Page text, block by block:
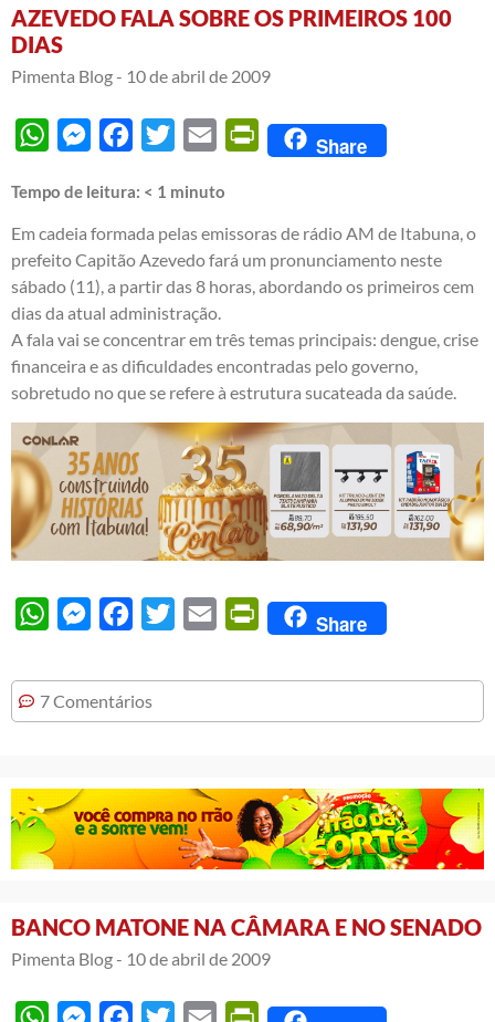
AZEVEDO FALA SOBRE OS PRIMEIROS 100
DIAS
Pimenta Blog - 10 de abril de 2009
WhatsAppMessengerFacebook
Twitter Email PrintFriendly
Share
Tempo de leitura: < 1 minuto
Em cadeia formada pelas emissoras de rádio AM de Itabuna, o
prefeito Capitão Azevedo fará um pronunciamento neste
sábado (11), a partir das 8 horas, abordando os primeiros cem
dias da atual administração.
A fala vai se concentrar em três temas principais: dengue, crise
financeira e as dificuldades encontradas pelo governo,
sobretudo no que se refere à estrutura sucateada da saúde.
WhatsAppMessengerFacebook
Twitter Email PrintFriendly
Share
7 Comentários
BANCO MATONE NA CÂMARA E NO SENADO
Pimenta Blog - 10 de abril de 2009
WhatsAppMessengerFacebook
Twitter Email PrintFriendly